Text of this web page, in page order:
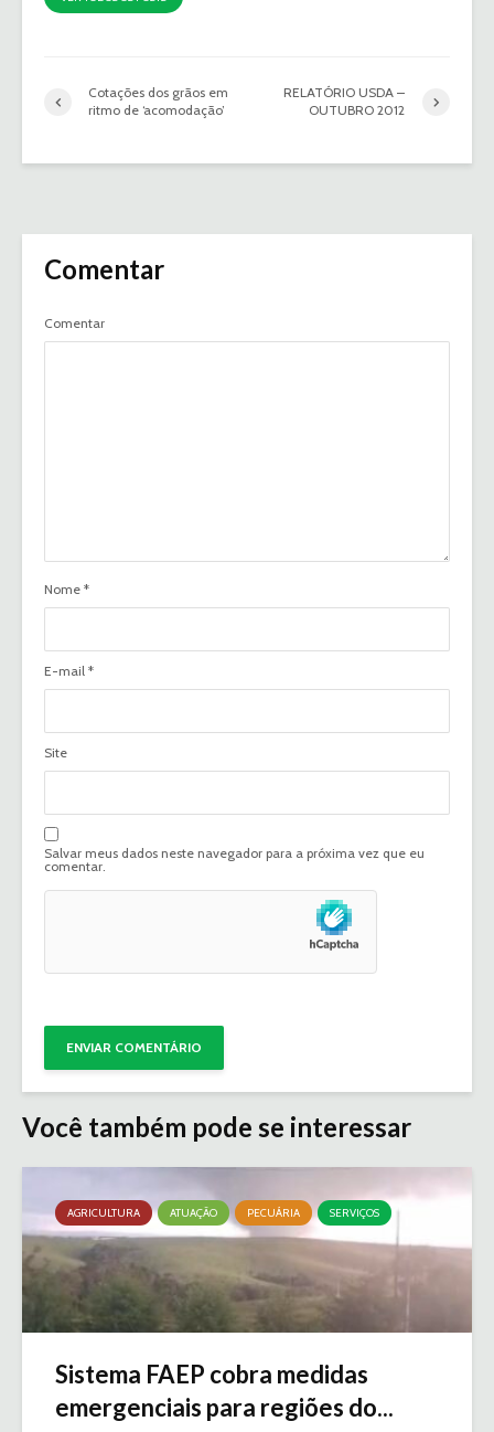
Cotações dos grãos em
ritmo de ‘acomodação’
RELATÓRIO USDA –
OUTUBRO 2012
Comentar
Comentar
Nome *
E-mail *
Site
Salvar meus dados neste navegador para a próxima vez que eu
comentar.
Você também pode se interessar
AGRICULTURA ATUAÇÃO PECUÁRIA SERVIÇOS
Sistema FAEP cobra medidas
emergenciais para regiões do...